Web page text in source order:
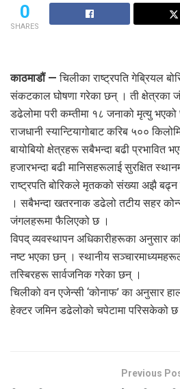
0
SHARES
काठमाडौं — चिलीका राष्ट्रपति गेब्रियल
संकटकाल घोषणा गरेका छन् । ती क्षेत्रका
डढेलोमा परी कम्तीमा १८ जनाको मृत्यु
राजधानी स्यान्टियागोबाट करिब ५००
बायोबियो क्षेत्रहरू सबैभन्दा बढी प्रभावित
हजारभन्दा बढी मानिसहरूलाई सुरक्षित
राष्ट्रपति बोरिकले मृतकको संख्या अझै
। सबैभन्दा खतरनाक डढेलो तटीय सहर
जंगलहरूमा फैलिएको छ ।
विपद् व्यवस्थापन अधिकारीहरूका अनुसार
नष्ट भएका छन् । स्थानीय
तस्बिरहरू सार्वजनिक गरेका छन् ।
चिलीको वन एजेन्सी ‘कोनाफ’ का अनुसार
हेक्टर जमिन डढेलोको चपेटामा परिसकेको छ
Previous